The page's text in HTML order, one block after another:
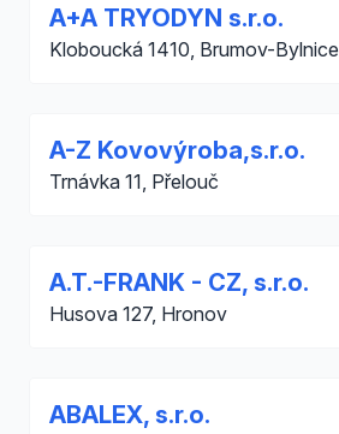
A+A TRYODYN s.r.o.
Kloboucká 1410, Brumov-Bylnice
A-Z Kovovýroba,s.r.o.
Trnávka 11, Přelouč
A.T.-FRANK - CZ, s.r.o.
Husova 127, Hronov
ABALEX, s.r.o.